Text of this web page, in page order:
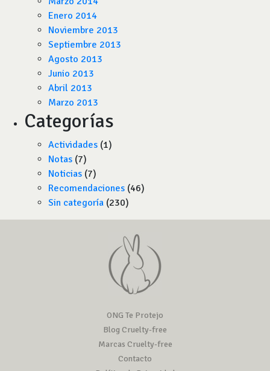
Enero 2014
Noviembre 2013
Septiembre 2013
Agosto 2013
Junio 2013
Abril 2013
Marzo 2013
Categorías
Actividades (1)
Notas (7)
Noticias (7)
Recomendaciones (46)
Sin categoría (230)
ONG Te Protejo
Blog Cruelty-free
Marcas Cruelty-free
Contacto